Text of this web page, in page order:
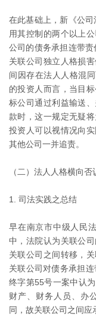
在此基础上，新《公司
用其控制的两个以上
公司的债务承担连带
关联公司独立人格损
间因存在法人人格混
的投资人而言，当目
标公司通过利益输送
款时，这一规定无疑
投资人可以视情况向
其他公司一并追责。
（二）法人人格横向否
1. 司法实践之总结
早在南京市中级人民
中，法院认为关联公
关联公司之间转移，
关联公司对债务承担
终字第55号一案中认
财产、财务人员、办
同，故关联公司之间应